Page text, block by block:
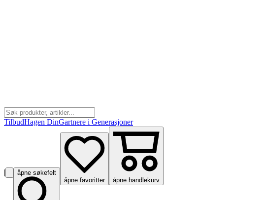
TilbudHagen DinGartnere i Generasjoner
|
åpne søkefelt
åpne favoritter
åpne handlekurv